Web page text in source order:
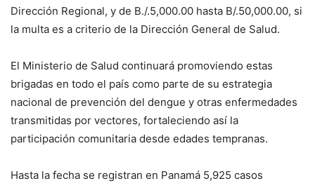
Dirección Regional, y de B./.5,000.00 hasta B/.50,000.00, si
la multa es a criterio de la Dirección General de Salud.
El Ministerio de Salud continuará promoviendo estas
brigadas en todo el país como parte de su estrategia
nacional de prevención del dengue y otras enfermedades
transmitidas por vectores, fortaleciendo así la
participación comunitaria desde edades tempranas.
Hasta la fecha se registran en Panamá 5,925 casos